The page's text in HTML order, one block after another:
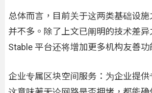
总体而言，目前关于这两类基础设
并不多。除了上文已阐明的技术差
Stable 平台还将增加更多机构友善功
企业专属区块空间服务：为企业提供